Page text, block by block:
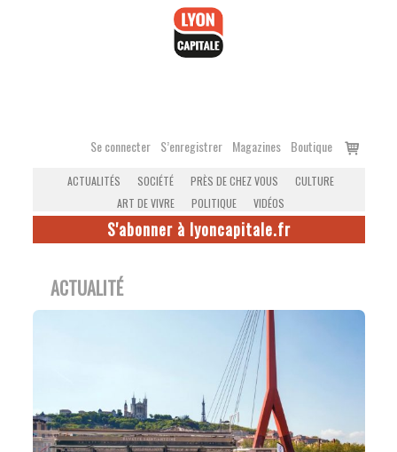
Se connecter S’enregistrer Magazines Boutique
Voir
ACTUALITÉS SOCIÉTÉ PRÈS DE CHEZ VOUS
CULTURE
ART DE VIVRE
POLITIQUE VIDÉOS
S'abonner à lyoncapitale.fr
ACTUALITÉ